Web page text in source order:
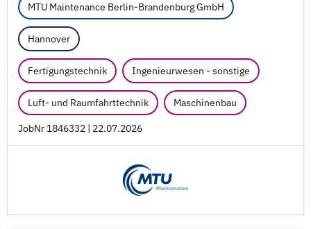
MTU Maintenance Berlin-Brandenburg GmbH
Hannover
Fertigungstechnik Ingenieurwesen - sonstige
Luft- und Raumfahrttechnik Maschinenbau
JobNr 1846332 | 22.07.2026